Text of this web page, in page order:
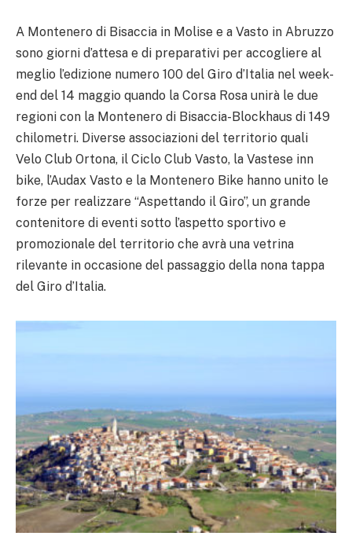
A Montenero di Bisaccia in Molise e a Vasto in Abruzzo
sono giorni d’attesa e di preparativi per accogliere al
meglio l’edizione numero 100 del Giro d’Italia nel week-
end del 14 maggio quando la Corsa Rosa unirà le due
regioni con la Montenero di Bisaccia-Blockhaus di 149
chilometri. Diverse associazioni del territorio quali
Velo Club Ortona, il Ciclo Club Vasto, la Vastese inn
bike, l’Audax Vasto e la Montenero Bike hanno unito le
forze per realizzare “Aspettando il Giro”, un grande
contenitore di eventi sotto l’aspetto sportivo e
promozionale del territorio che avrà una vetrina
rilevante in occasione del passaggio della nona tappa
del Giro d’Italia.